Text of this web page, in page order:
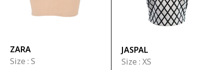
ZARA
Size : S
JASPAL
Size : XS